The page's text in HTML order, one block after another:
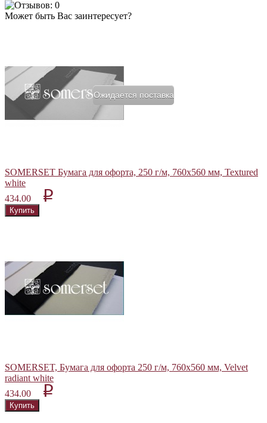
Может быть Вас заинтересует?
Ожидается поставка
SOMERSET Бумага для офорта, 250 г/м, 760х560 мм, Textured
white
434.00
p
SOMERSET, Бумага для офорта 250 г/м, 760х560 мм, Velvet
radiant white
434.00
p